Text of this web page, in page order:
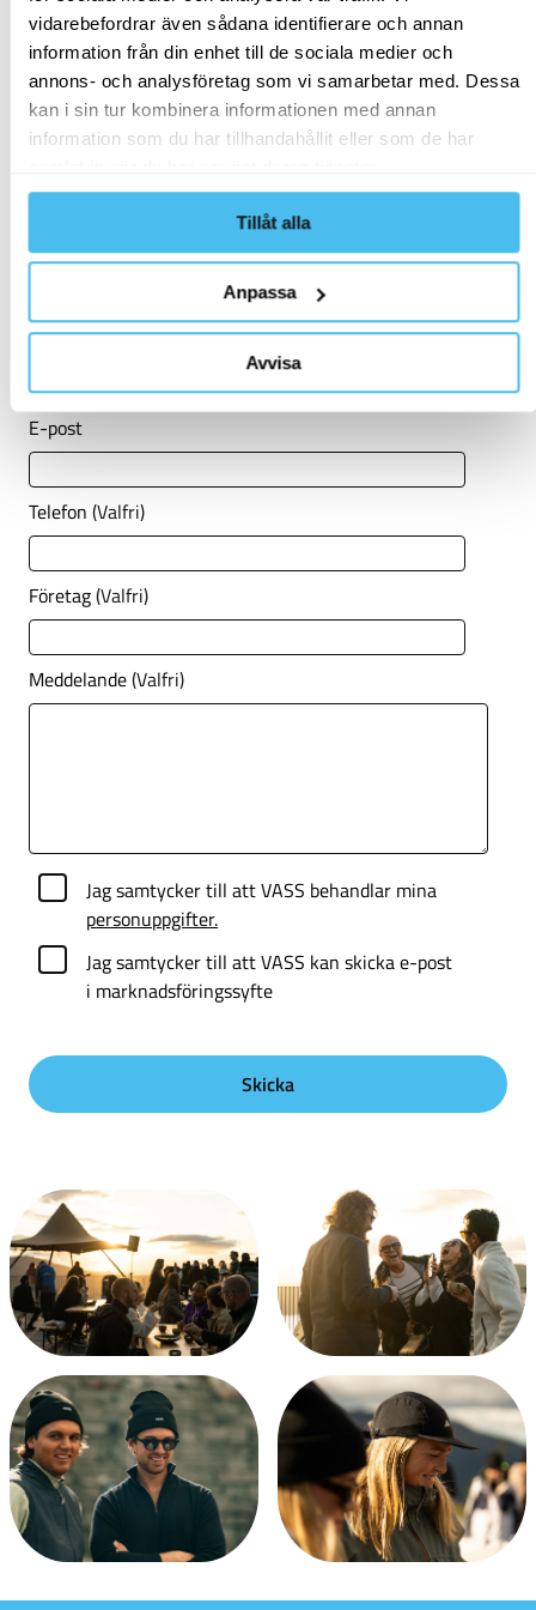
vidarebefordrar även sådana identifierare och annan
information från din enhet till de sociala medier och
annons- och analysföretag som vi samarbetar med. Dessa
kan i sin tur kombinera informationen med annan
information som du har tillhandahållit eller som de har
Tillåt alla
Anpassa
Avvisa
Intresserad av våra erbjudanden?
Skicka ett meddelande om du vill veta hur vi kan
hjälpa dig och ditt företag att nå nästa nivå. Vi hör av
oss till dig inom kort!
Förnamn
Efternamn
E-post
Telefon (Valfri)
Företag(Valfri)
Meddelande(Valfri)
Jag samtycker till att VASS behandlar mina
personuppgifter.
Jag samtycker till att VASS kan skicka e-post
i marknadsföringssyfte